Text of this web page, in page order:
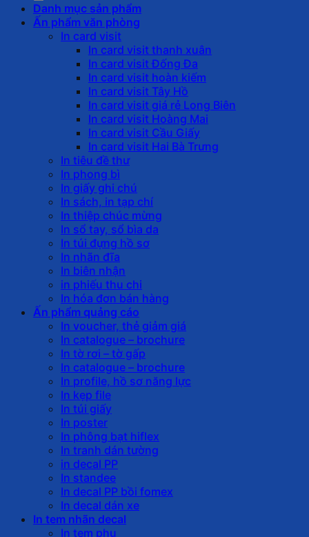
Danh mục sản phẩm
Ấn phẩm văn phòng
In card visit
In card visit thanh xuân
In card visit Đống Đa
In card visit hoàn kiếm
In card visit Tây Hồ
In card visit giá rẻ Long Biên
In card visit Hoàng Mai
In card visit Cầu Giấy
In card visit Hai Bà Trưng
In tiêu đề thư
In phong bì
In giấy ghi chú
In sách, in tạp chí
In thiệp chúc mừng
In sổ tay, sổ bìa da
In túi đựng hồ sơ
In nhãn đĩa
In biên nhận
in phiếu thu chi
In hóa đơn bán hàng
Ấn phẩm quảng cáo
In voucher, thẻ giảm giá
In catalogue – brochure
In tờ rơi – tờ gấp
In catalogue – brochure
In profile, hồ sơ năng lực
In kẹp file
In túi giấy
In poster
In phông bạt hiflex
In tranh dán tường
in decal PP
In standee
In decal PP bồi fomex
In decal dán xe
In tem nhãn decal
In tem phụ